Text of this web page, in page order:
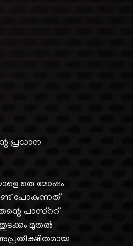
പ്രധാന
ഒരു മോഷം
പോകുന്നത്
പാസ്ററ്
മുതൽ